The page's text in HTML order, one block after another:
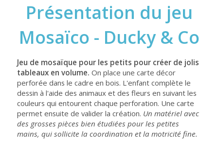
Présentation du jeu
Mosaïco - Ducky & Co
Jeu de mosaïque pour les petits pour créer de jolis
tableaux en volume. On place une carte décor
perforée dans le cadre en bois. L'enfant complète le
dessin à l'aide des animaux et des fleurs en suivant les
couleurs qui entourent chaque perforation. Une carte
permet ensuite de valider la création. Un matériel avec
des grosses pièces bien étudiées pour les petites
mains, qui sollicite la coordination et la motricité fine.